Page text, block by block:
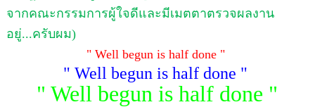
จากคณะกรรมการผู้ใจดีและมีเมตตาตรวจผลงาน
อยู่...ครับผม)
" Well begun is half done "
" Well begun is half done "
" Well begun is half done "